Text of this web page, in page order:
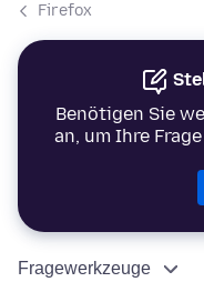
Firefox
Benötigen Sie
an, um Ihre
Fragewerkzeuge